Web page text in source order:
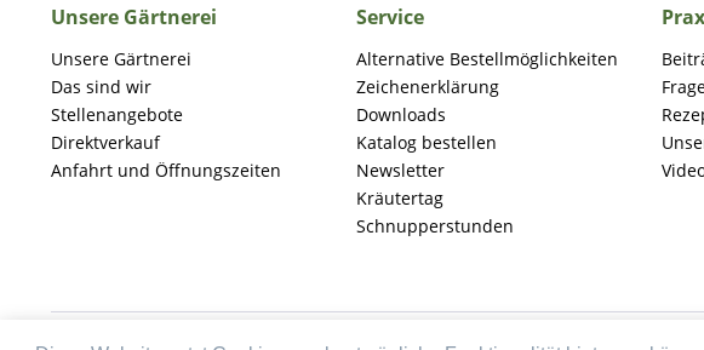
Unsere Gärtnerei
Unsere Gärtnerei
Das sind wir
Stellenangebote
Direktverkauf
Anfahrt und Öffnungszeiten
Service
Alternative Bestellmöglichkeiten
Zeichenerklärung
Downloads
Katalog bestellen
Newsletter
Kräutertag
Schnupperstunden